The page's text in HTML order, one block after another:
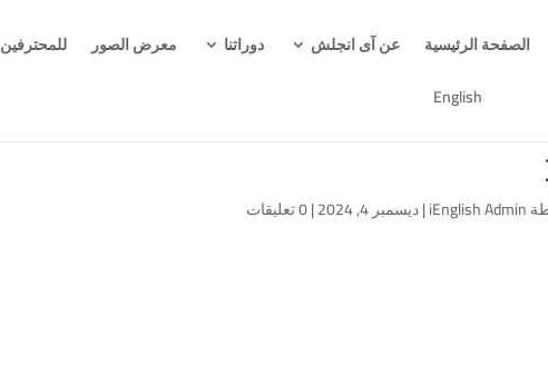
الصفحة الرئيسية عن آى انجلش دوراتنا معرض الصور للمحترفين
English
iEnglish Admin
|ديسمبر 4, 2024 |0 تعليقات